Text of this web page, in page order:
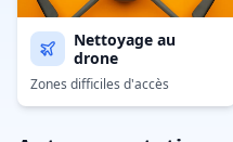
Nettoyage au
drone
Zones difficiles d'accès